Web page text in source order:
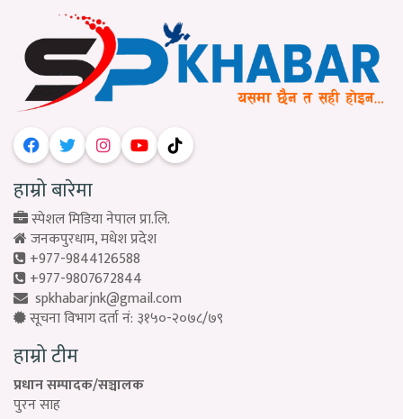
हाम्रो बारेमा
स्पेशल मिडिया नेपाल प्रा.लि.
जनकपुरधाम, मधेश प्रदेश
+977-9844126588
+977-9807672844
spkhabarjnk@gmail.com
सूचना विभाग दर्ता नं: ३१५०-२०७८/७९
हाम्रो टीम
प्रधान सम्पादक/सञ्चालक
पुरन साह